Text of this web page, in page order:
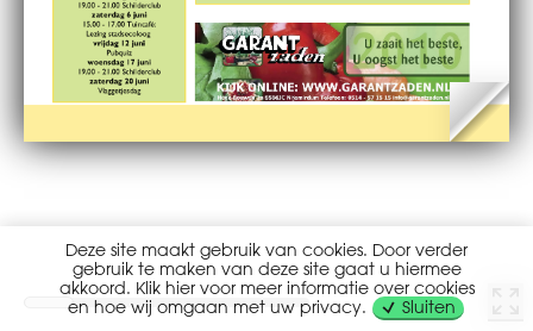
Deze site maakt gebruik van cookies. Door verder
gebruik te maken van deze site gaat u hiermee
akkoord. Klik hier voor meer informatie over cookies
en hoe wij omgaan met uw privacy.
Sluiten